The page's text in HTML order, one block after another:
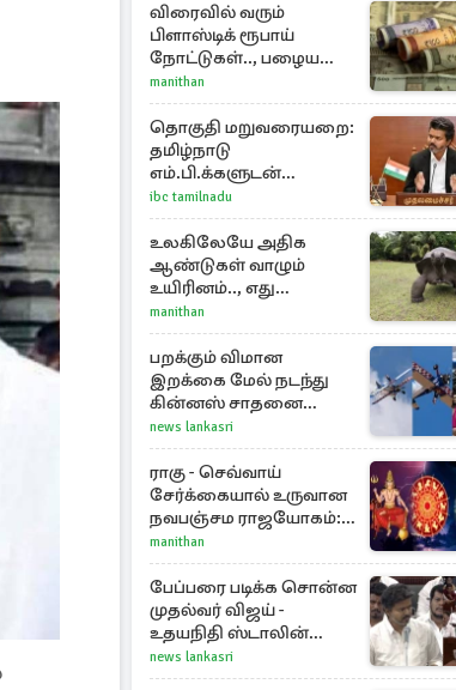
விரைவில் வரும்
பிளாஸ்டிக் ரூபாய்
நோட்டுகள்.., பழைய
காகித நோட்டுகள்
செல்லுமா?
manithan
தொகுதி மறுவரையறை:
தமிழ்நாடு
எம்.பி.க்களுடன்
முதலமைச்சர் விஜய்
ஆலோசனை
ibc tamilnadu
உலகிலேயே அதிக
ஆண்டுகள் வாழும்
உயிரினம்.., எது
தெரியுமா?
manithan
பறக்கும் விமான
இறக்கை மேல் நடந்து
கின்னஸ் சாதனை
படைத்த 97 வயது
மூதாட்டி
news lankasri
ராகு - செவ்வாய்
சேர்க்கையால் உருவான
நவபஞ்சம ராஜயோகம்:
அதிர்ஷ்டம் பெறும் 3
ராசிகள்!
manithan
பேப்பரை படிக்க சொன்ன
முதல்வர் விஜய் -
உதயநிதி ஸ்டாலின்
கொடுத்த பதிலடி
news lankasri